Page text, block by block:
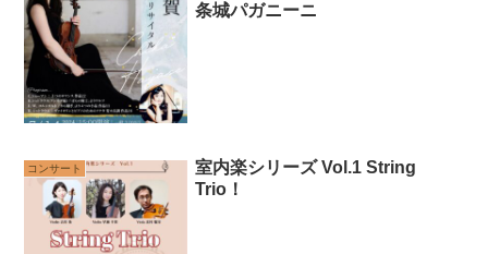
条城パガニーニ
コンサート
室内楽シリーズ Vol.1 String
Trio！